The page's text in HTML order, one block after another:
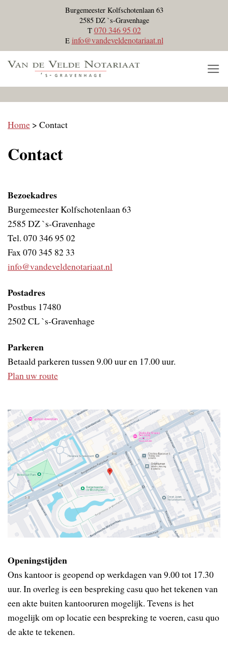
Burgemeester Kolfschotenlaan 63
2585 DZ `s-Gravenhage
T 070 346 95 02
E info@vandeveldenotariaat.nl
Home > Contact
Contact
Bezoekadres
Burgemeester Kolfschotenlaan 63
2585 DZ `s-Gravenhage
Tel. 070 346 95 02
Fax 070 345 82 33
info@vandeveldenotariaat.nl
Postadres
Postbus 17480
2502 CL `s-Gravenhage
Parkeren
Betaald parkeren tussen 9.00 uur en 17.00 uur.
Plan uw route
Openingstijden
Ons kantoor is geopend op werkdagen van 9.00 tot 17.30
uur. In overleg is een bespreking casu quo het tekenen van
een akte buiten kantooruren mogelijk. Tevens is het
mogelijk om op locatie een bespreking te voeren, casu quo
de akte te tekenen.